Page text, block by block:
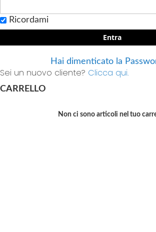
Ricordami
Entra
Hai dimenticato la
Sei un nuovo cliente? Clicca qui.
CARRELLO
Non ci sono articoli nel tuo